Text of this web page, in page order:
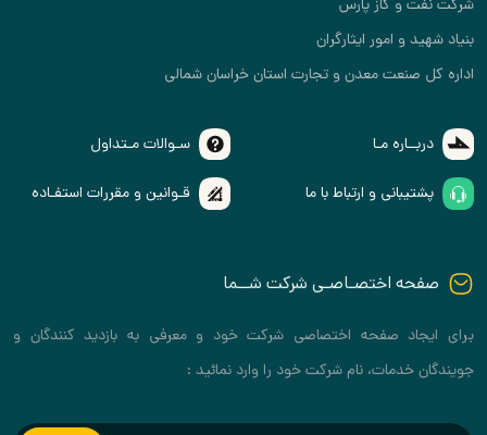
شرکت نفت و گاز پارس
بنیاد شهید و امور ایثارگران
اداره کل صنعت معدن و تجارت استان خراسان شمالی
دربــاره مـا سـوالات مـتداول
پشتیبانی و ارتباط با ما قـوانین و مقررات استفـاده
صفحه اختصـاصـی شرکت شــما
برای ایجاد صفحه اختصاصی شرکت خود و معرفی به بازدید کنندگان و
جویندگان خدمات، نام شرکت خود را وارد نمائید :